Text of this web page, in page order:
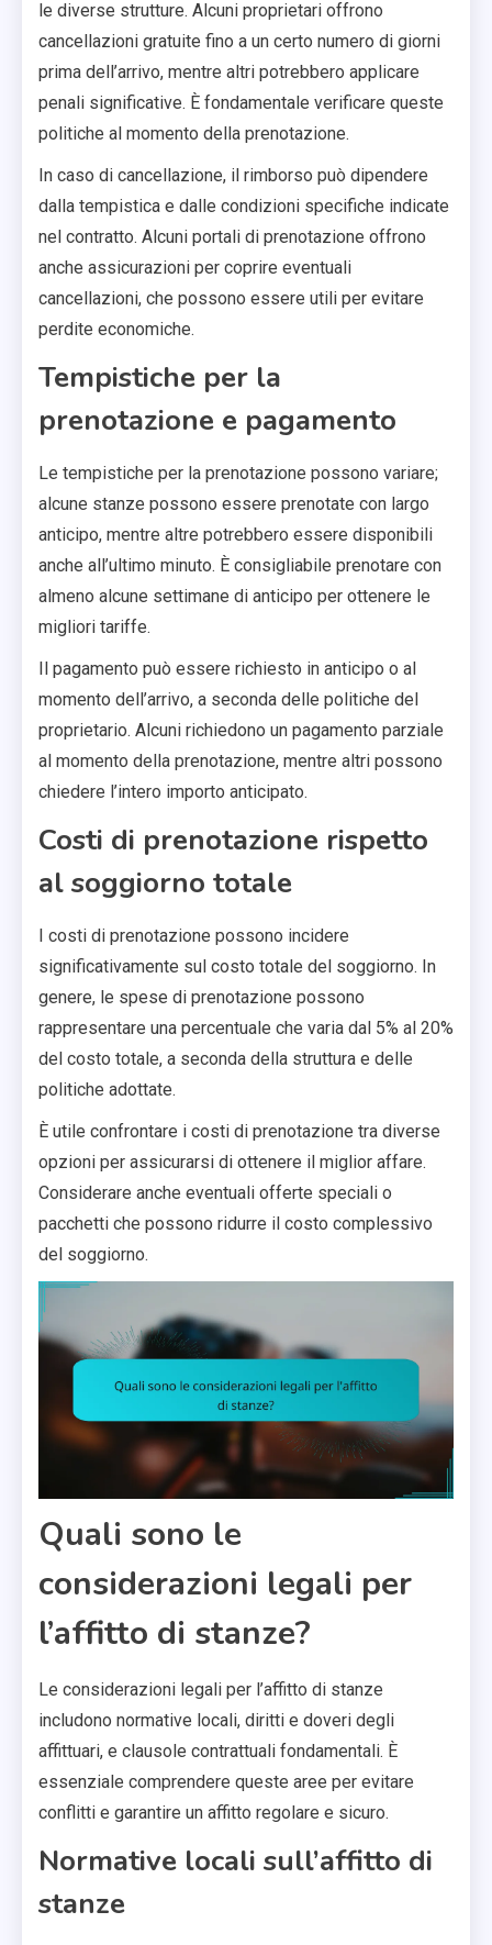
le diverse strutture. Alcuni proprietari offrono
cancellazioni gratuite fino a un certo numero di giorni
prima dell’arrivo, mentre altri potrebbero applicare
penali significative. È fondamentale verificare queste
politiche al momento della prenotazione.
In caso di cancellazione, il rimborso può dipendere
dalla tempistica e dalle condizioni specifiche indicate
nel contratto. Alcuni portali di prenotazione offrono
anche assicurazioni per coprire eventuali
cancellazioni, che possono essere utili per evitare
perdite economiche.
Tempistiche per la
prenotazione e pagamento
Le tempistiche per la prenotazione possono variare;
alcune stanze possono essere prenotate con largo
anticipo, mentre altre potrebbero essere disponibili
anche all’ultimo minuto. È consigliabile prenotare con
almeno alcune settimane di anticipo per ottenere le
migliori tariffe.
Il pagamento può essere richiesto in anticipo o al
momento dell’arrivo, a seconda delle politiche del
proprietario. Alcuni richiedono un pagamento parziale
al momento della prenotazione, mentre altri possono
chiedere l’intero importo anticipato.
Costi di prenotazione rispetto
al soggiorno totale
I costi di prenotazione possono incidere
significativamente sul costo totale del soggiorno. In
genere, le spese di prenotazione possono
rappresentare una percentuale che varia dal 5% al 20%
del costo totale, a seconda della struttura e delle
politiche adottate.
È utile confrontare i costi di prenotazione tra diverse
opzioni per assicurarsi di ottenere il miglior affare.
Considerare anche eventuali offerte speciali o
pacchetti che possono ridurre il costo complessivo
del soggiorno.
Quali sono le
considerazioni legali per
l’affitto di stanze?
Le considerazioni legali per l’affitto di stanze
includono normative locali, diritti e doveri degli
affittuari, e clausole contrattuali fondamentali. È
essenziale comprendere queste aree per evitare
conflitti e garantire un affitto regolare e sicuro.
Normative locali sull’affitto di
stanze